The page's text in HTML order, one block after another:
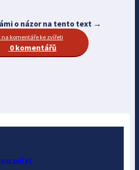
o názor na tento text →
na komentáře ke zvířeti
0 komentářů
zvířat